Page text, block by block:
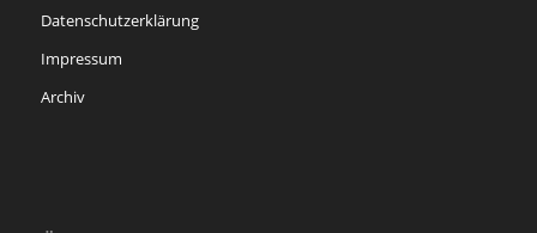
Datenschutzerklärung
Impressum
Archiv